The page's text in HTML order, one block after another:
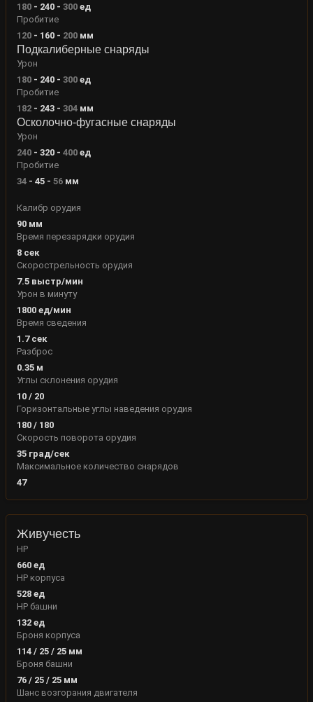
180- 240- 300ед
Пробитие
120- 160- 200 мм
Подкалиберные снаряды
Урон
180- 240- 300ед
Пробитие
182- 243- 304 мм
Осколочно-фугасные снаряды
Урон
240- 320- 400ед
Пробитие
34- 45- 56 мм
Калибр орудия
90мм
Время перезарядки орудия
8сек
Скорострельность орудия
7.5выстр/мин
Урон в минуту
1800ед/мин
Время сведения
1.7сек
Разброс
0.35м
Углы склонения орудия
10 / 20
Горизонтальные углы наведения орудия
180 / 180
Скорость поворота орудия
35град/сек
Максимальное количество снарядов
47
Живучесть
HP
660ед
HP корпуса
528ед
HP башни
132ед
Броня корпуса
114/ 25/ 25мм
Броня башни
76 / 25 / 25 мм
Шанс возгорания двигателя